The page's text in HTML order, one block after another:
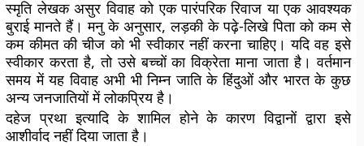
स्मृति लेखक असुर विवाह को एक पारंपरिक रिवाज या एक आवश्यक
बुराई मानते हैं। मनु के अनुसार, लड़की के पढ़े-लिखे पिता को कम से
कम कीमत की चीज को भी स्वीकार नहीं करना चाहिए। यदि वह इसे
स्वीकार करता है, तो उसे बच्चों का विक्रेता माना जाता है। वर्तमान
समय में यह विवाह अभी भी निम्न जाति के हिंदुओं और भारत के कुछ
अन्य जनजातियों में लोकप्रिय है।
दहेज प्रथा इत्यादि के शामिल होने के कारण विद्वानों द्वारा इसे
आशीर्वाद नहीं दिया जाता है।